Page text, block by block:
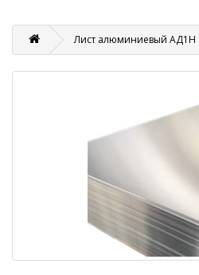
Лист алюминиевый АД1Н